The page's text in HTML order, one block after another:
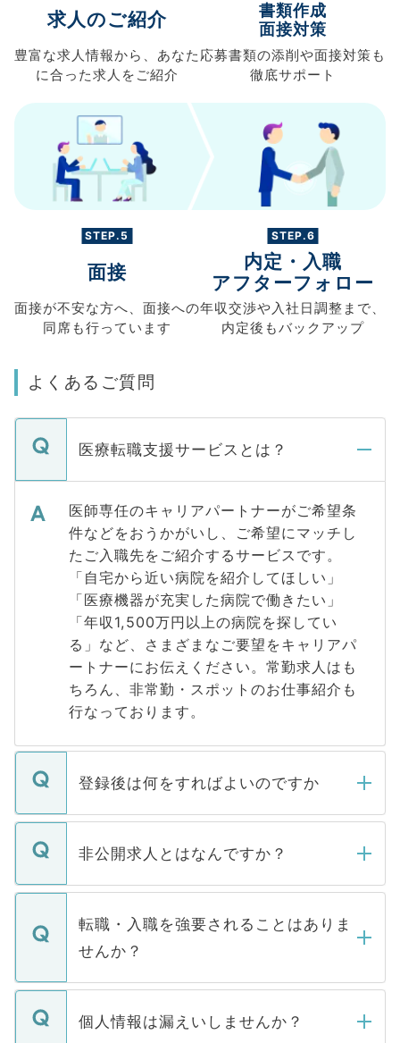
求人のご紹介
豊富な求人情報から、 あなた
に合った求人を ご紹介
書類作成
面接対策
応募書類の添削や面接対策も
徹底サポート
STEP.5
面接
面接が不安な方へ、 面接への
同席も行っています
STEP.6
内定・入職
アフターフォロー
年収交渉や入社日調整まで、
内定後もバックアップ
よくあるご質問
医療転職支援サービスとは？
医師専任のキャリアパートナーがご希望条
件などをおうかがいし、ご希望にマッチし
たご入職先をご紹介するサービスです。
「自宅から近い病院を紹介してほしい」
「医療機器が充実した病院で働きたい」
「年収1,500万円以上の病院を探してい
る」など、さまざまなご要望をキャリアパ
ートナーにお伝えください。常勤求人はも
ちろん、非常勤・スポットのお仕事紹介も
行なっております。
登録後は何をすればよいのですか
ご登録いただきましたら、弊社担当者がご
登録内容を確認し、その後メールもしくは
ます。通常、5営業日以内にはご連絡をせて
いただきますので、しばらくお待ちくださ
い。
非公開求人とはなんですか？
マイナビDOCTORで取り扱っている求人の
うち約3割は、Webサイトからご覧いただ
けない「非公開求人」です。非公開求人は
下記の理由によって、一般には公開してい
ません。
■応募殺到を避けるため 人気のある医療機
転職・入職を強要されることはありま
せんか？
転職・入職を強要することは一切ありませ
ん。また、仮に応募先から内定をいただい
個人情報は漏えいしませんか？